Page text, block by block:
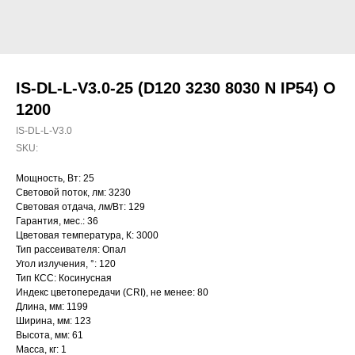
IS-DL-L-V3.0-25 (D120 3230 8030 N IP54) O
1200
IS-DL-L-V3.0
SKU:
Мощность, Вт: 25
Световой поток, лм: 3230
Световая отдача, лм/Вт: 129
Гарантия, мес.: 36
Цветовая температура, К: 3000
Тип рассеивателя: Опал
Угол излучения, °: 120
Тип КСС: Косинусная
Индекс цветопередачи (CRI), не менее: 80
Длина, мм: 1199
Ширина, мм: 123
Высота, мм: 61
Масса, кг: 1